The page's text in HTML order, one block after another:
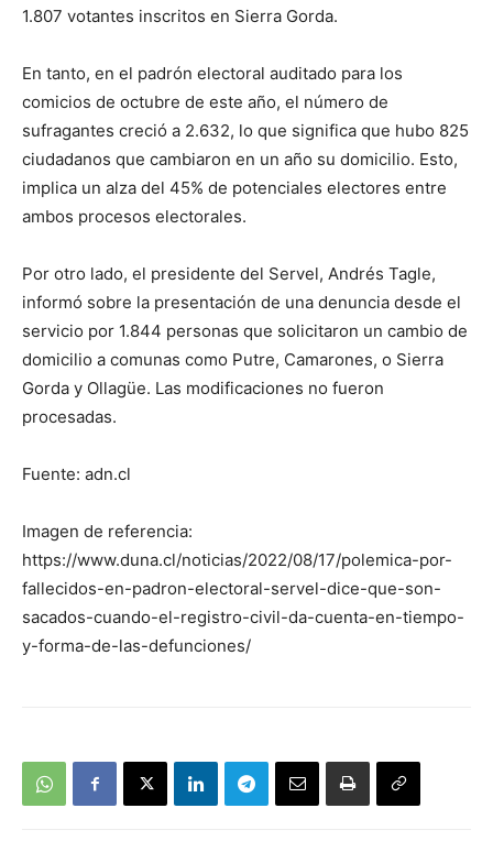
1.807 votantes inscritos en Sierra Gorda.
En tanto, en el padrón electoral auditado para los
comicios de octubre de este año, el número de
sufragantes creció a 2.632, lo que significa que hubo 825
ciudadanos que cambiaron en un año su domicilio. Esto,
implica un alza del 45% de potenciales electores entre
ambos procesos electorales.
Por otro lado, el presidente del Servel, Andrés Tagle,
informó sobre la presentación de una denuncia desde el
servicio por 1.844 personas que solicitaron un cambio de
domicilio a comunas como Putre, Camarones, o Sierra
Gorda y Ollagüe. Las modificaciones no fueron
procesadas.
Fuente: adn.cl
Imagen de referencia:
https://www.duna.cl/noticias/2022/08/17/polemica-por-
fallecidos-en-padron-electoral-servel-dice-que-son-
sacados-cuando-el-registro-civil-da-cuenta-en-tiempo-
y-forma-de-las-defunciones/